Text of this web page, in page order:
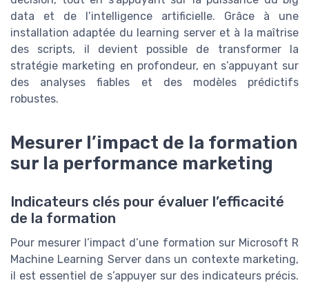
data et de l’intelligence artificielle. Grâce à une
installation adaptée du learning server et à la maîtrise
des scripts, il devient possible de transformer la
stratégie marketing en profondeur, en s’appuyant sur
des analyses fiables et des modèles prédictifs
robustes.
Mesurer l’impact de la formation
sur la performance marketing
Indicateurs clés pour évaluer l’efficacité
de la formation
Pour mesurer l’impact d’une formation sur Microsoft R
Machine Learning Server dans un contexte marketing,
il est essentiel de s’appuyer sur des indicateurs précis.